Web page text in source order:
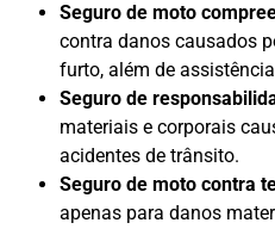
Seguro de moto
contra danos causados
furto, além de
Seguro de
materiais e corporais
acidentes de trânsito.
Seguro de moto contra
apenas para danos